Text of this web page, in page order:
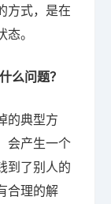
方式，是在
。
么问题？
的典型方
会产生一个
到了别人的
合理的解